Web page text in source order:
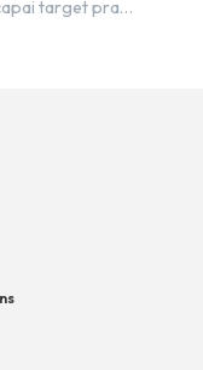
target pra
target.